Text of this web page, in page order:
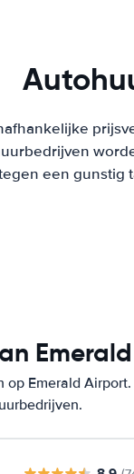
een gunstig
Emerald
Emerald